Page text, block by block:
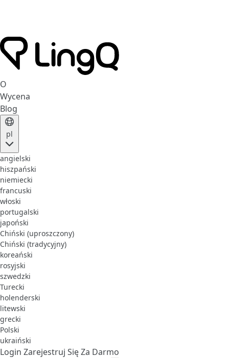
O
Wycena
Blog
pl
angielski
hiszpański
niemiecki
francuski
włoski
portugalski
japoński
Chiński (uproszczony)
Chiński (tradycyjny)
koreański
rosyjski
szwedzki
Turecki
holenderski
litewski
grecki
Polski
ukraiński
Login Zarejestruj Się Za Darmo